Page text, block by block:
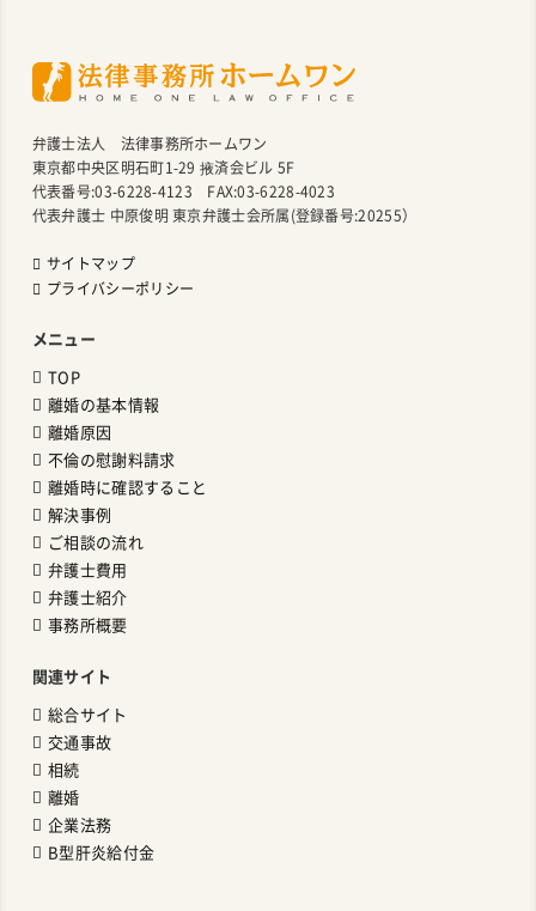
弁護士法人 法律事務所ホームワン
東京都中央区明石町1-29 掖済会ビル 5F
代表番号:03-6228-4123 FAX:03-6228-4023
代表弁護士 中原俊明 東京弁護士会所属(登録番号:20255）
サイトマップ
プライバシーポリシー
メニュー
TOP
離婚の基本情報
離婚原因
不倫の慰謝料請求
離婚時に確認すること
解決事例
ご相談の流れ
弁護士費用
弁護士紹介
事務所概要
関連サイト
総合サイト
交通事故
相続
離婚
企業法務
B型肝炎給付金